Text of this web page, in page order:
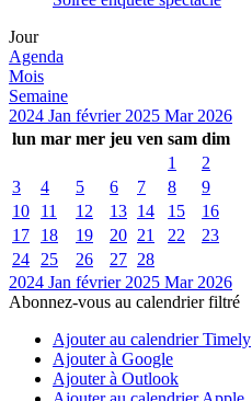
Jour
Agenda
Mois
Semaine
2024 Jan février 2025 Mar 2026
lun mar mer jeu ven sam dim
1
2
3
4 5 6 7 8
9
10
11 12 13 14 15
16
17
18 19 20 21 22
23
24
25 26 27 28
2024 Jan février 2025 Mar 2026
Abonnez-vous au calendrier filtré
Ajouter au calendrier Timely
Ajouter à Google
Ajouter à Outlook